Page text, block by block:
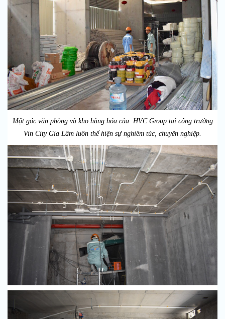
Một góc văn phòng và kho hàng hóa của HVC Group tại công trường
Vin City Gia Lâm luôn thể hiện sự nghiêm túc, chuyên nghiệp.